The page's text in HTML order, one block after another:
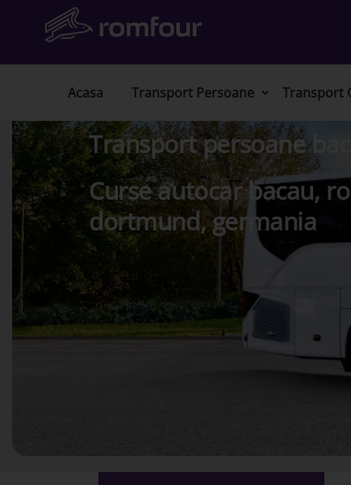
Acasa Transport Persoane Transport
Transport persoane
Curse autocar bacau,
dortmund, germania